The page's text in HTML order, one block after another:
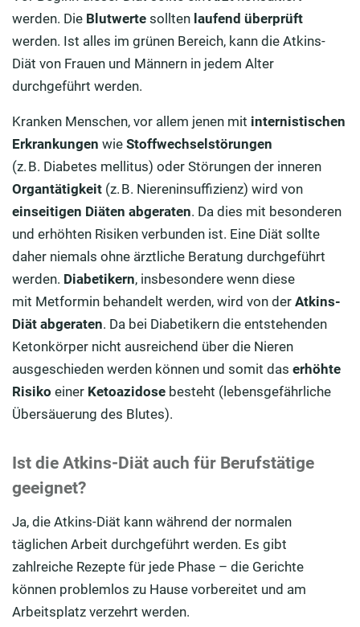
werden. Die Blutwerte sollten laufend überprüft
werden. Ist alles im grünen Bereich, kann die Atkins-
Diät von Frauen und Männern in jedem Alter
durchgeführt werden.
Kranken Menschen, vor allem jenen mit internistischen
Erkrankungen wie Stoffwechselstörungen
(z. B. Diabetes mellitus) oder Störungen der inneren
Organtätigkeit (z. B. Niereninsuffizienz) wird von
einseitigen Diäten abgeraten. Da dies mit besonderen
und erhöhten Risiken verbunden ist. Eine Diät sollte
daher niemals ohne ärztliche Beratung durchgeführt
werden. Diabetikern, insbesondere wenn diese
mit Metformin behandelt werden, wird von der Atkins-
Diät abgeraten. Da bei Diabetikern die entstehenden
Ketonkörper nicht ausreichend über die Nieren
ausgeschieden werden können und somit das erhöhte
Risiko einer Ketoazidose besteht (lebensgefährliche
Übersäuerung des Blutes).
Ist die Atkins-Diät auch für Berufstätige
geeignet?
Ja, die Atkins-Diät kann während der normalen
täglichen Arbeit durchgeführt werden. Es gibt
zahlreiche Rezepte für jede Phase – die Gerichte
können problemlos zu Hause vorbereitet und am
Arbeitsplatz verzehrt werden.